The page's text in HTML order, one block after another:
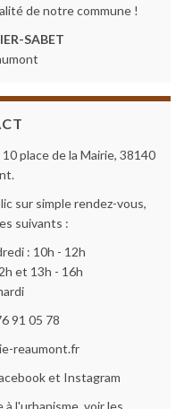
de notre commune !
SABET
place de la Mairie, 38140
sur simple rendez-vous,
suivants :
: 10h - 12h
et 13h - 16h
91 05 78
reaumont.fr
et Instagram